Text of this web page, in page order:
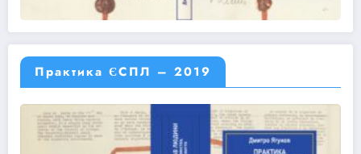
Практика ЄСПЛ – 2019